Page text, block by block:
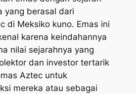
yang berasal dari
di Meksiko kuno. Emas ini
karena keindahannya
nilai sejarahnya yang
dan investor tertarik
Aztec untuk
mereka atau sebagai